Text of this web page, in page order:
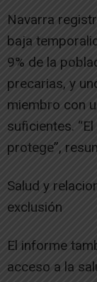
Navarra
baja
9% de la
precarias, y
miembro con
suficientes.
protege”,
Salud y
exclusión
El informe
acceso a la